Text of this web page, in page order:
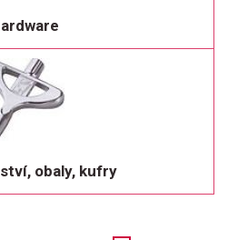
obaly, kufry